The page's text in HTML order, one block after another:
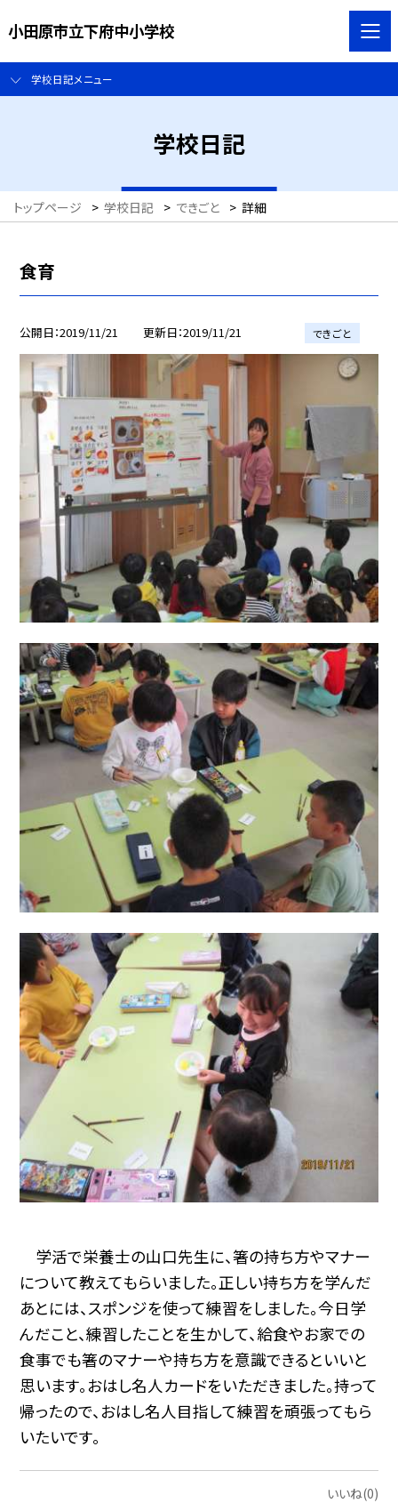
小田原市立下府中小学校
学校日記メニュー
学校日記
トップページ > 学校日記 > できごと > 詳細
食育
公開日 2019/11/21 更新日 2019/11/21 できごと
学活で栄養士の山口先生に、箸の持ち方やマナー
について教えてもらいました。正しい持ち方を学んだ
あとには、スポンジを使って練習をしました。今日学
んだこと、練習したことを生かして、給食やお家での
食事でも箸のマナーや持ち方を意識できるといいと
思います。おはし名人カードをいただきました。持って
帰ったので、おはし名人目指して練習を頑張ってもら
いたいです。
いいね(0)